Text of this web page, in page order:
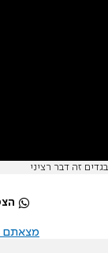
בגדים זה דבר רציני
מצאתם